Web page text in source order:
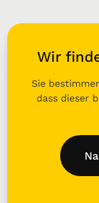
Wir
Sie
dass dieser